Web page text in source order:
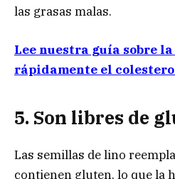
las grasas malas.
Lee nuestra guía sobre
rápidamente el
5. Son libres de
Las semillas de lino
contienen gluten, lo que la